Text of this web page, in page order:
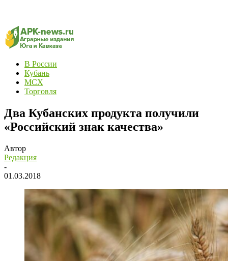
В России
Кубань
МСХ
Торговля
Два Кубанских продукта получили
«Российский знак качества»
Автор
Редакция
-
01.03.2018